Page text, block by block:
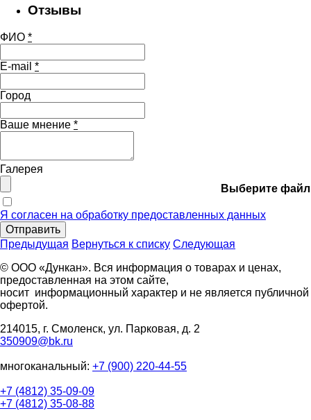
Отзывы
ФИО *
E-mail *
Город
Ваше мнение *
Галерея
Выберите файл
Я согласен на обработку предоставленных данных
Отправить
Предыдущая Вернуться к списку Следующая
© ООО «Дункан». Вся информация о товарах и ценах,
предоставленная на этом сайте,
носит информационный характер и не является публичной
офертой.
214015, г. Смоленск, ул. Парковая, д. 2
350909@bk.ru
многоканальный: +7 (900) 220-44-55
+7 (4812) 35-09-09
+7 (4812) 35-08-88